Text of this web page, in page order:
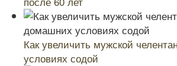
Как увеличить мужской
условиях содой